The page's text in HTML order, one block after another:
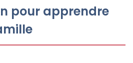
pour apprendre